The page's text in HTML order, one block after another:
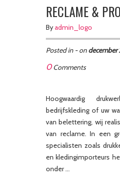
RECLAME &
Byadmin_logo
Posted in - on december
0Comments
Hoogwaardig
bedrijfskleding of uw
van belettering, wij
van reclame. In een
specialisten zoals
en kledingimporteurs
onder …